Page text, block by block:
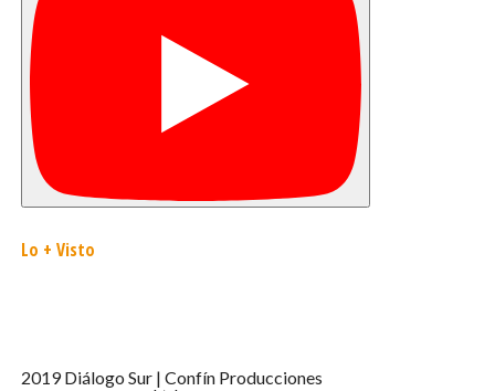
Lo + Visto
2019 Diálogo Sur | Confín Producciones